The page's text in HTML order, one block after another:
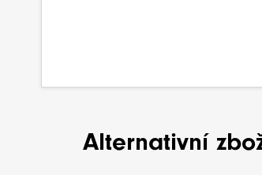
Alternativní